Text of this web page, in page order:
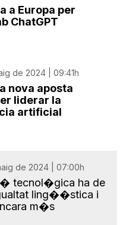
a Europa per
ChatGPT
de 2024 | 09:41h
nova aposta
liderar la
artificial
de 2024 | 07:00h
tecnol�gica ha de
ling��stica i
m�s